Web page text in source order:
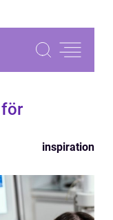
inspiration